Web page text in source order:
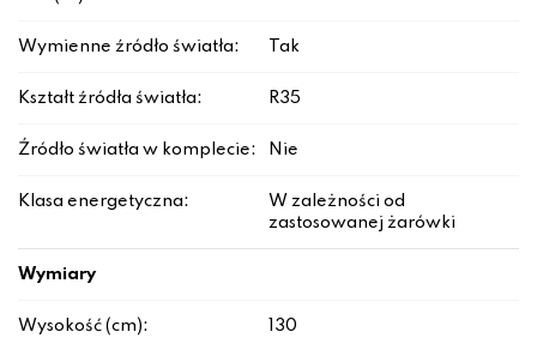
Wymienne źródło światła: Tak
Kształt źródła światła: R35
Źródło światła w komplecie: Nie
Klasa energetyczna:
W zależności od
zastosowanej żarówki
Wymiary
Wysokość (cm): 130